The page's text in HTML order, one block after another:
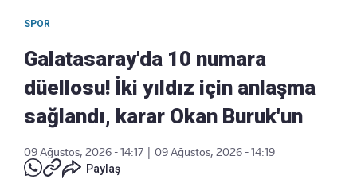
SPOR
Galatasaray'da 10 numara
düellosu! İki yıldız için anlaşma
sağlandı, karar Okan Buruk'un
09 Ağustos, 2026 - 14:17
09 Ağustos, 2026 - 14:19
Paylaş